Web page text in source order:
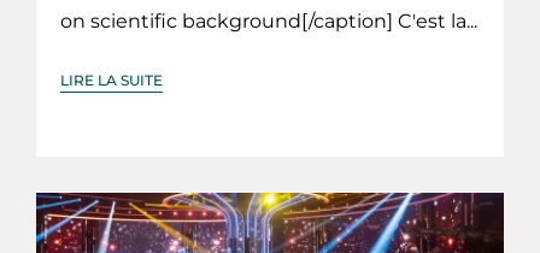
on scientific background[/caption] C'est la...
LIRE LA SUITE